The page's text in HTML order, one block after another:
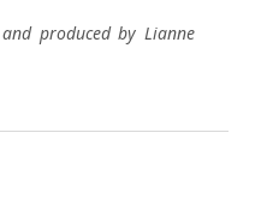
produced by Lianne